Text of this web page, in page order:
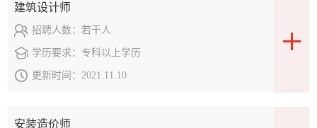
建筑设计师
招聘人数： 若干人
学历要求： 专科以上学历
更新时间： 2021.11.10
安装造价师